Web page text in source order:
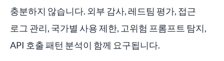
충분하지 않습니다. 외부 감사, 레드팀 평가, 접근
로그 관리, 국가별 사용 제한, 고위험 프롬프트 탐지,
API 호출 패턴 분석이 함께 요구됩니다.